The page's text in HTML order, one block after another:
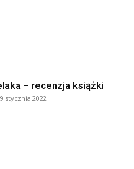
– recenzja książki
9 stycznia 2022